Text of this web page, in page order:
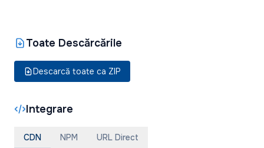
Toate Descărcările
Descarcă toate ca ZIP
Integrare
CDN NPM URL Direct